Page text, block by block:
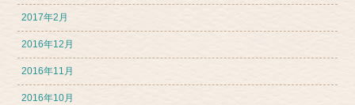
2017年2月
2016年12月
2016年11月
2016年10月